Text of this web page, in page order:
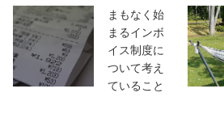
まもなく始
まるインボ
イス制度に
ついて考え
ていること